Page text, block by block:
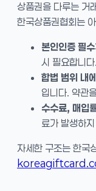
상품권을 다루는 거
한국상품권협회는
본인인증 필수
시 필요합니
합법 범위 내
입니다. 약관
수수료, 매입
료가 발생하
자세한 구조는 한국